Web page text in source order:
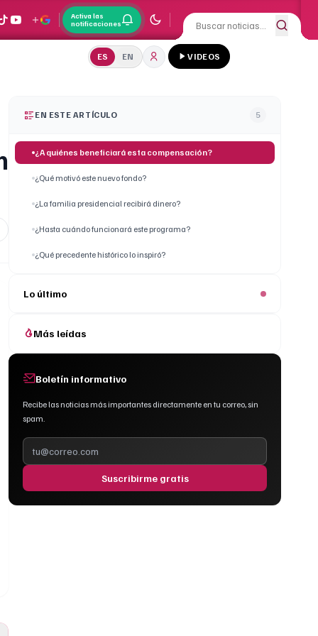
Activa las
notificaciones
ES EN VIDEOS
EN ESTE ARTÍCULO 5
¿A quiénes beneficiará esta compensación?
¿Qué motivó este nuevo fondo?
¿La familia presidencial recibirá dinero?
¿Hasta cuándo funcionará este programa?
¿Qué precedente histórico lo inspiró?
Lo último
Más leídas
Boletín informativo
Recibe las noticias más importantes directamente en tu correo, sin
spam.
Suscribirme gratis